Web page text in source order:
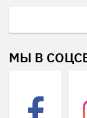
МЫ В